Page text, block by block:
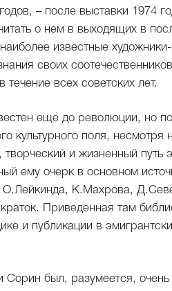
– после выставки 1974
о нем в выходящих в
известные
своих
всех советских лет.
еще до революции, но
культурного поля, несмотря
и жизненный путь
ему очерк в основном
О.Лейкинда, К.Махрова,
Приведенная там
и публикации в
Сорин был, разумеется,